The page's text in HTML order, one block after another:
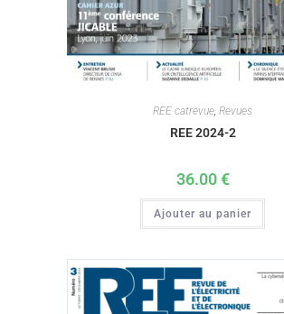
REE catrevue, Revues
REE 2024-2
36.00€
Ajouter au panier